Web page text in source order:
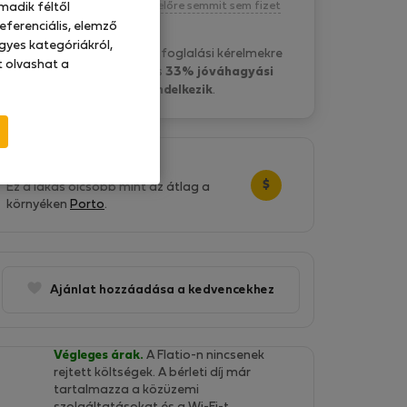
Kötelezettség nélkül, egyelőre semmit sem fizet
Cristiana R. általában a foglalási kérelmekre
8 óra belül válaszol
és 33% jóváhagyási
aránnyal rendelkezik.
Ez a lakás olcsóbb mint az átlag a
környéken Porto.
$
Ajánlat hozzáadása a kedvencekhez
Végleges árak. A Flatio-n nincsenek
rejtett költségek. A bérleti díj már
tartalmazza a közüzemi
féltől
elemző
kategóriákról,
olvashat a